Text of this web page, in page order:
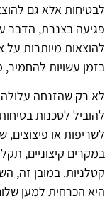
לבטיחות אלא גם
פגיעה בצנרת, הדבר
להוצאות מיותרות על
בזמן עשויות להחמיר,
לא רק שהזנחה עלולה
להוביל לסכנות
לשריפות או
במקרים קיצוניים,
קטלניות. במובן זה,
היא הכרחית למען